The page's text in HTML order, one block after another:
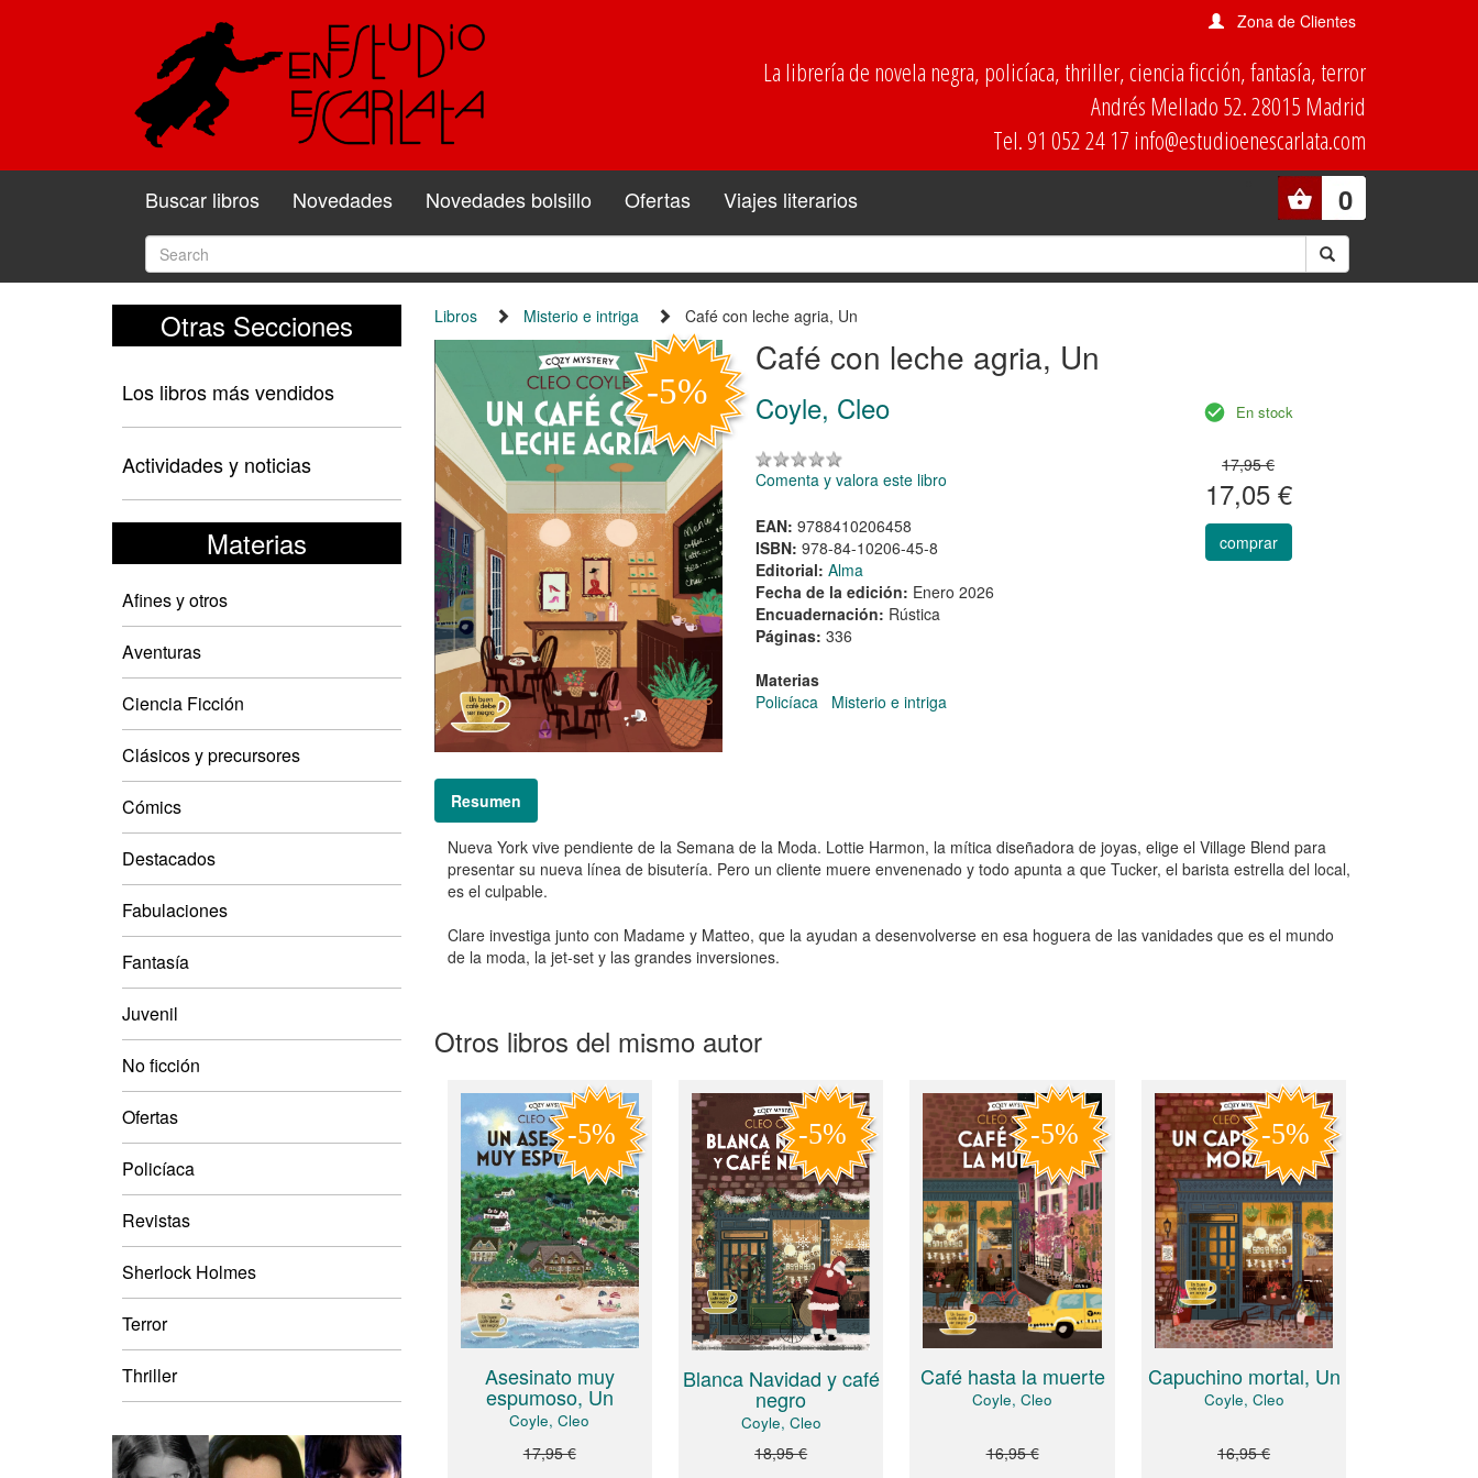
Zona de Clientes
La librería de novela negra, policíaca, thriller, ciencia ficción, fantasía, terror
Andrés Mellado 52. 28015 Madrid
Tel. 91 052 24 17 info@estudioenescarlata.com
0
Buscar libros Novedades Novedades bolsillo Ofertas Viajes literarios
Otras Secciones
Los libros más vendidos
Actividades y noticias
Materias
Afines y otros
Aventuras
Ciencia Ficción
Clásicos y precursores
Cómics
Destacados
Fabulaciones
Fantasía
Juvenil
No ficción
Ofertas
Policíaca
Revistas
Sherlock Holmes
Terror
Thriller
Libros Misterio e intriga Café con leche agria, Un
Café con leche agria, Un
Coyle, Cleo
Comenta y valora este libro
EAN: 9788410206458
ISBN: 978-84-10206-45-8
Editorial: Alma
Fecha de la edición: Enero 2026
Encuadernación: Rústica
Páginas: 336
Materias
Policíaca
Misterio e intriga
En stock
17,95 €
17,05 €
comprar
Resumen
Nueva York vive pendiente de la Semana de la Moda. Lottie Harmon, la mítica diseñadora de joyas, elige el Village Blend para
presentar su nueva línea de bisutería. Pero un cliente muere envenenado y todo apunta a que Tucker, el barista estrella del local,
es el culpable.
Clare investiga junto con Madame y Matteo, que la ayudan a desenvolverse en esa hoguera de las vanidades que es el mundo
de la moda, la jet-set y las grandes inversiones.
Otros libros del mismo autor
Asesinato muy
espumoso, Un
Coyle, Cleo
17,95 €
Blanca Navidad y café
negro
Coyle, Cleo
18,95 €
Café hasta la muerte
Coyle, Cleo
16,95 €
Capuchino mortal, Un
Coyle, Cleo
16,95 €